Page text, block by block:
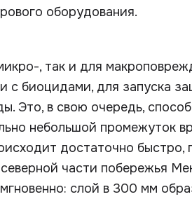
оборудования.
, так и для
с биоцидами, для запуска
Это, в свою очередь,
небольшой промежуток
достаточно быстро,
части побережья
слой в 300 мм